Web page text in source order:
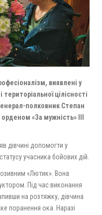
виявлені у
цілісності
полковник Степан
«За мужність» ІІІ
дівчині допомогти у
учасника бойових дій.
«Лютик». Вона
Під час виконання
на розтяжку, дівчина
поранення ока. Наразі